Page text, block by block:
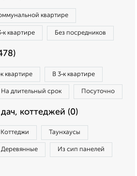
квартире
квартире Без посредников
квартире В 3‑к квартире
На длительный срок Посуточно
коттеджей (0)
Коттеджи Таунхаусы
Деревянные Из сип панелей